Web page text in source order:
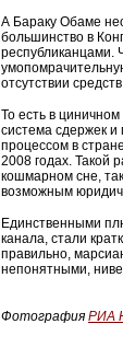
А Бараку Обаме
большинство в
республиканцами.
отсутствии
То есть в
система сдержек
процессом в
2008 годах. Такой
кошмарном сне,
возможным
Единственными
канала, стали
правильно,
непонятными,
Фотография РИА